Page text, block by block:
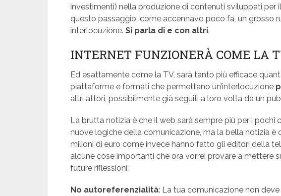
investimenti) nella produzione di contenuti sviluppati per
questo passaggio, come accennavo poco fa, un grosso
interlocuzione. Si parla di e con altri.
INTERNET FUNZIONERÀ COME LA
Ed esattamente come la TV, sarà tanto più efficace
piattaforme e formati che permettano un’interlocuzione
altri attori, possibilmente già seguiti a loro volta da un
La brutta notizia è che il web sarà sempre più per i pochi
nuove logiche della comunicazione, ma la bella notizia è
milioni di euro come invece hanno fatto gli editori della
alcune cose importanti che ora vorrei provare a mettere
future riflessioni:
No autoreferenzialità: La tua comunicazione non